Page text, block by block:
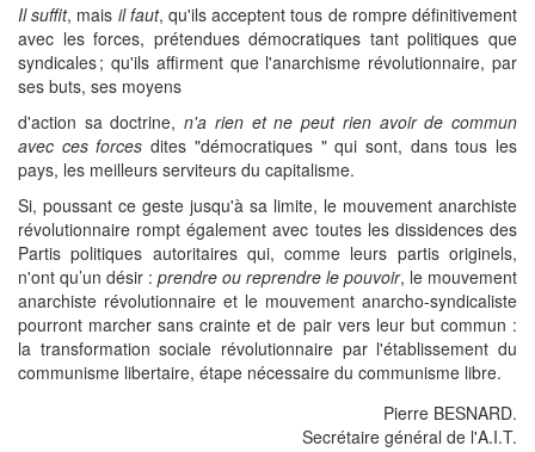
Il suffit, mais il faut, qu'ils acceptent tous de rompre définitivement
avec les forces, prétendues démocratiques tant politiques que
syndicales ; qu'ils affirment que l'anarchisme révolutionnaire, par
ses buts, ses moyens
d'action sa doctrine,n'a rien et ne peut rien avoir de commun
avec ces forces dites "démocratiques " qui sont, dans tous les
pays, les meilleurs serviteurs du capitalisme.
Si, poussant ce geste jusqu'à sa limite, le mouvement anarchiste
révolutionnaire rompt également avec toutes les dissidences des
Partis politiques autoritaires qui, comme leurs partis originels,
n'ont qu’un désir : prendre ou reprendre le pouvoir, le mouvement
anarchiste révolutionnaire et le mouvement anarcho-syndicaliste
pourront marcher sans crainte et de pair vers leur but commun :
la transformation sociale révolutionnaire par l'établissement du
communisme libertaire, étape nécessaire du communisme libre.
Pierre BESNARD.
Secrétaire général de l'A.I.T.